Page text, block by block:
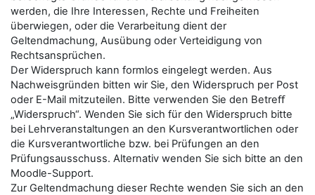
werden, die Ihre Interessen, Rechte und Freiheiten
überwiegen, oder die Verarbeitung dient der
Geltendmachung, Ausübung oder Verteidigung von
Rechtsansprüchen.
Der Widerspruch kann formlos eingelegt werden. Aus
Nachweisgründen bitten wir Sie, den Widerspruch per Post
oder E-Mail mitzuteilen. Bitte verwenden Sie den Betreﬀ
„Widerspruch“. Wenden Sie sich für den Widerspruch bitte
bei Lehrveranstaltungen an den Kursverantwortlichen oder
die Kursverantwortliche bzw. bei Prüfungen an den
Prüfungsausschuss. Alternativ wenden Sie sich bitte an den
Moodle-Support.
Zur Geltendmachung dieser Rechte wenden Sie sich an den